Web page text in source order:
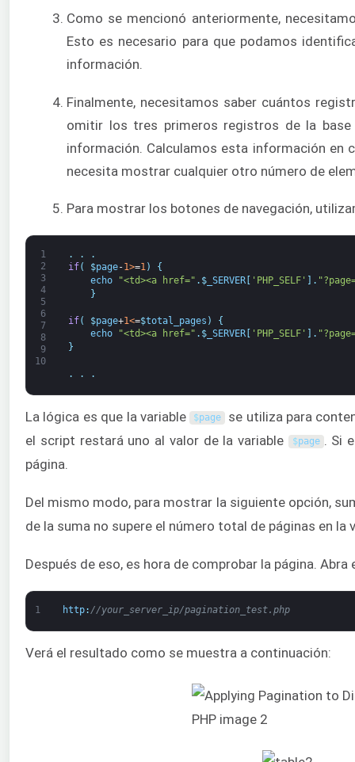
Como se mencionó anteriormente,
Esto es necesario para que podamos
información.
Finalmente, necesitamos saber cuántos
omitir los tres primeros registros de la
información. Calculamos esta información en
necesita mostrar cualquier otro número de
Para mostrar los botones de navegación,
1
2
3
4
5
6
7
8
9
10
. .
.
if( $page-1>=1)
{
echo
"<td><a href=" . $_SERVER[ 'PHP_SELF' .
}
if( $page+1<=$total_pages )
{
echo
"<td><a href=" . $_SERVER[ 'PHP_SELF' .
}
. . .
La lógica es que la variable $page se utiliza para
el script restará uno al valor de la variable
$page . Si
página.
Del mismo modo, para mostrar la siguiente opción,
de la suma no supere el número total de páginas en la
Después de eso, es hora de comprobar la página.
1 http: //your_server_ip/pagination_test.php
Verá el resultado como se muestra a continuación: